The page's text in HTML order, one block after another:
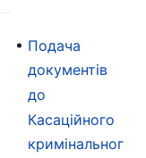
Подача
документів
до
Касаційного
кримінальног